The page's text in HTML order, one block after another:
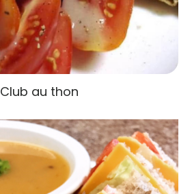
Club au thon